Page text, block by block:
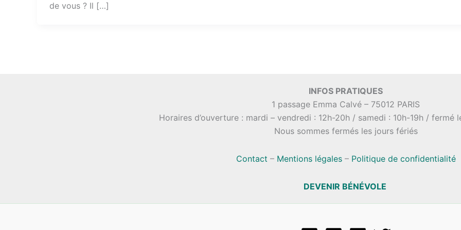
de vous ? Il […]
INFOS PRATIQUES
1 passage Emma Calvé – 75012 PARIS
Horaires d’ouverture : mardi – vendredi : 12h-20h / samedi : 10h-19h / fermé
Nous sommes fermés les jours fériés
Contact – Mentions légales– Politique de confidentialité
DEVENIR BÉNÉVOLE